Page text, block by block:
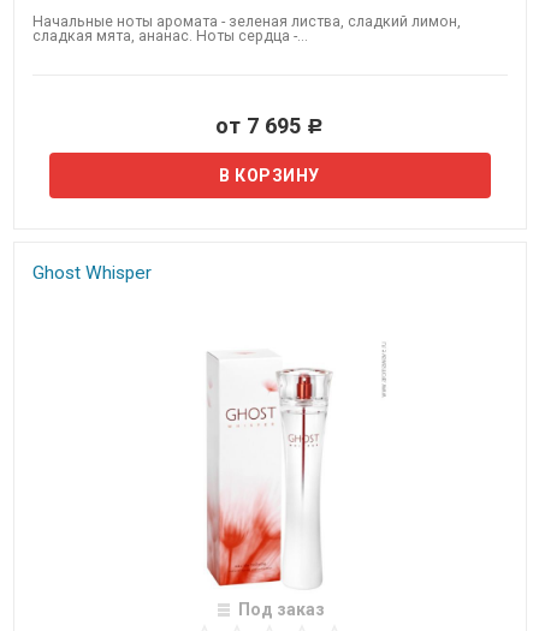
Начальные ноты аромата - зеленая листва, сладкий лимон,
сладкая мята, ананас. Ноты сердца -...
от 7 695 Р
Ghost​ Whisper
Под заказ